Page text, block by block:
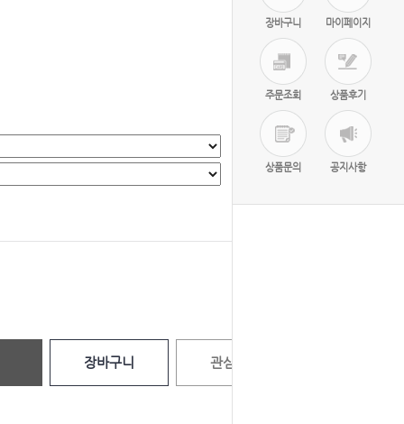
선택완료
장바구니 관심상품
장바구니 마이페이지
주문조회 상품후기
상품문의 공지사항